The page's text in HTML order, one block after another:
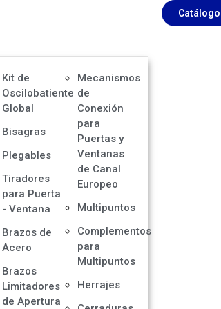
Kit de
Oscilobatiente
Global
Bisagras
Plegables
Tiradores
para Puerta
- Ventana
Brazos de
Acero
Brazos
Limitadores
de Apertura
Mecanismos
de
Conexión
para
Puertas y
Ventanas
de Canal
Europeo
Multipuntos
Complementos
para
Multipuntos
Herrajes
Catálogo